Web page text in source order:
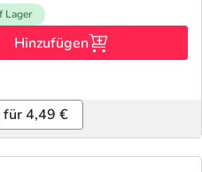
Lager
Hinzufügen
für 4,49 €